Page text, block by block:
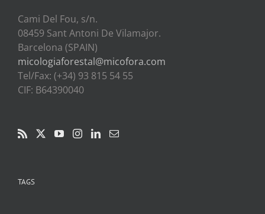
Cami Del Fou, s/n.
08459 Sant Antoni De Vilamajor.
Barcelona (SPAIN)
micologiaforestal@micofora.com
Tel/Fax: (+34) 93 815 54 55
CIF: B64390040
TAGS